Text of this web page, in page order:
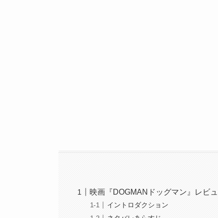
映画『DOGMANドッグマン』レビ
イントロダクション